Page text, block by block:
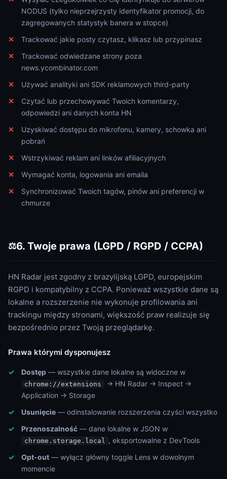
NODUS (tylko nieprzejrzysty identyfikator promocji, do
zagregowanych statystyk banera w stopce)
Trackować jakie posty czytasz, klikasz lub przypinasz
Trackować odwiedzane strony poza
news.ycombinator.com
Używać analityki ani SDK reklamowych third-party
Czytać lub przechowywać Twoich komentarzy,
odpowiedzi ani danych konta HN
Uzyskiwać dostępu do mikrofonu, kamery, schowka ani
pobrań
Wstrzykiwać reklam ani linków afiliacyjnych
Wymagać konta, logowania ani emaila
Synchronizować Twoich tagów, pinów ani preferencji w
chmurze
⚖️6. Twoje prawa (LGPD / RGPD / CCPA)
HN Radar jest zgodny z brazylijską LGPD, europejskim
RGPD i kompatybilny z CCPA. Ponieważ wszystkie dane są
lokalne a rozszerzenie nie wykonuje profilowania ani
trackingu między stronami, większość praw realizuje się
bezpośrednio przez Twoją przeglądarkę.
Prawa którymi dysponujesz
Dostęp — wszystkie dane lokalne są widoczne w
chrome://extensions
→ HN Radar → Inspect →
Application → Storage
Usunięcie — odinstalowanie rozszerzenia czyści wszystko
Przenoszalność — dane lokalne w JSON w
chrome.storage.local , eksportowalne z DevTools
Opt-out — wyłącz główny toggle Lens w dowolnym
momencie